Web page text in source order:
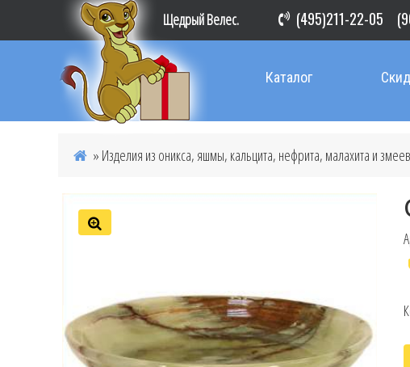
Щедрый Велес. (495)211-22-05
Каталог
» Изделия из оникса, яшмы, кальцита, нефрита, малахита и